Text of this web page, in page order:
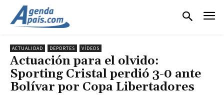
ACTUALIDAD DEPORTES VÍDEOS
Actuación para el olvido:
Sporting Cristal perdió 3-0 ante
Bolívar por Copa Libertadores